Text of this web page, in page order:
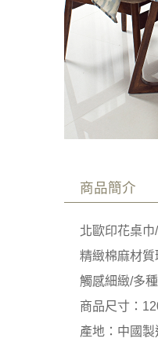
商品簡介
北歐印花桌
精緻棉麻材質
觸感細緻/多
商品尺寸：
產地：中國製